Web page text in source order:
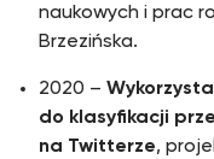
naukowych i prac
Brzezińska.
2020 –
do klasyfikacji
na Twitterze,